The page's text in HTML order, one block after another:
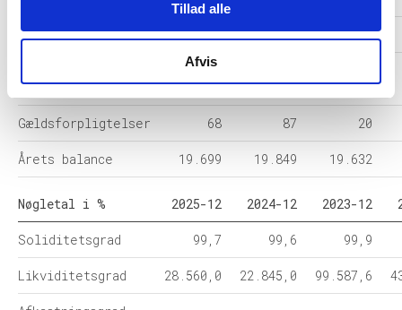
Tillad alle
Afvis
Egenkapital 19.631 19.762 19.612
forpligtelser
0 - -
Gældsforpligtelser 68 87 20
Årets balance 19.699 19.849 19.632
Nøgletal i % 2025-12 2024-12 2023-12
Soliditetsgrad 99,7 99,6 99,9
Likviditetsgrad 28.560,0 22.845,0 99.587,6